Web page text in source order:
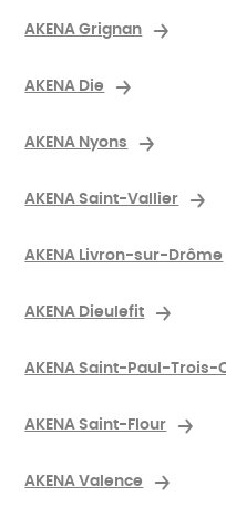
AKENA Grignan
AKENA Die
AKENA Nyons
AKENA Saint-Vallier
AKENA Livron-sur-Drôme
AKENA Dieulefit
AKENA Saint-Paul-Trois-
AKENA Saint-Flour
AKENA Valence